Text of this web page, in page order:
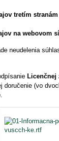
tretím stranám
na webovom
neudelenia
Licenčnej
doručenie (vo